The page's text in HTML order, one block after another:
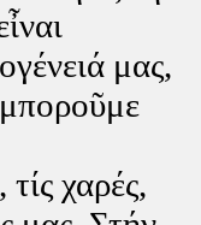
μας,
χαρές,